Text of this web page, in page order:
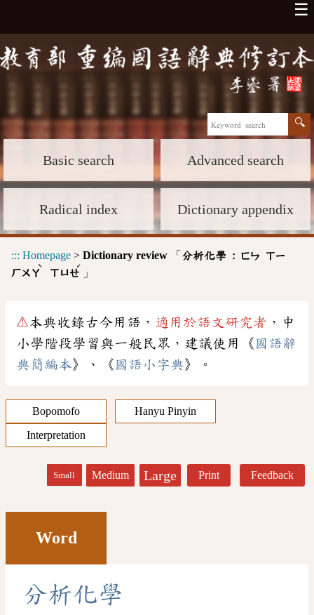
☰
Basic search Advanced search
Radical index Dictionary appendix
::: Homepage > Dictionary review 「 分析化學 : ㄈㄣ
ㄒㄧ
ㄏㄨㄚ
ˋ
ㄒㄩㄝ
ˊ
」
⚠本典收錄古今用語， 適用於語文研究者 ，中
小學階段學習與一般民眾，建議使用《 國語辭
典簡編本》、《 國語小字典》。
Bopomofo
Hanyu Pinyin
Interpretation
Small Medium Large Print Feedback
Word
分析化學